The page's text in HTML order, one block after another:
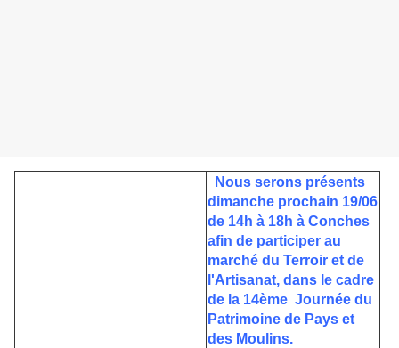
Nous serons présents
dimanche prochain 19/06
de 14h à 18h à Conches
afin de participer au
marché du Terroir et de
l'Artisanat, dans le cadre
de la 14ème Journée du
Patrimoine de Pays et
des Moulins.